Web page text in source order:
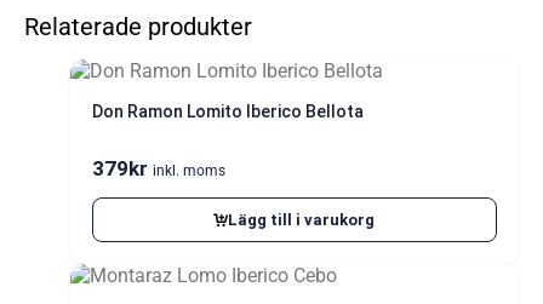
Relaterade produkter
Don Ramon Lomito Iberico Bellota
379kr inkl. moms
Lägg till i varukorg